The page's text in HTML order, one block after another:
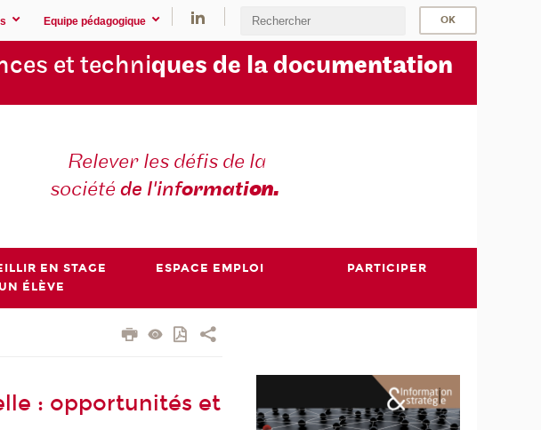
Equipe pédagogique
et techniques de la documentation
Relever les défis de la
sociétéde l'information.
EN STAGE
UN ÉLÈVE
ESPACE EMPLOI PARTICIPER
: opportunités et